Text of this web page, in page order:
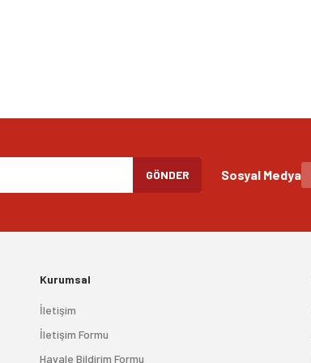
GÖNDER Sosyal Medya
Kurumsal
İletişim
İletişim Formu
Havale Bildirim Formu